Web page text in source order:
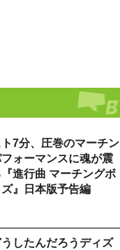
7分、圧巻のマーチン
ォーマンスに魂が震
『進行曲 マーチングボ
』日本版予告編
うしたんだろうディズ